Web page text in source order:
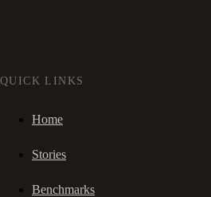
QUICK LINKS
Home
Stories
Benchmarks